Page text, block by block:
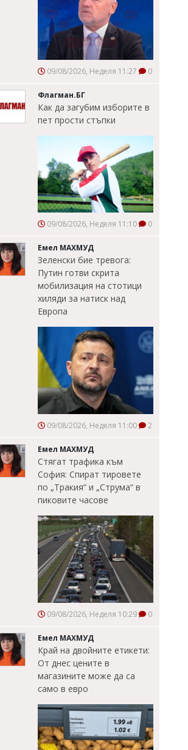
09/08/2026, Неделя 11:27 0
Флагман.БГ
Как да загубим изборите в
пет прости стъпки
09/08/2026, Неделя 11:10 0
Емел МАХМУД
Зеленски бие тревога:
Путин готви скрита
мобилизация на стотици
хиляди за натиск над
Европа
09/08/2026, Неделя 11:00 2
Емел МАХМУД
Стягат трафика към
София: Спират тировете
по „Тракия“ и „Струма“ в
пиковите часове
09/08/2026, Неделя 10:29 0
Емел МАХМУД
Край на двойните етикети:
От днес цените в
магазините може да са
само в евро